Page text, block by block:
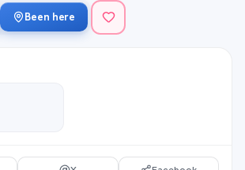
Been here